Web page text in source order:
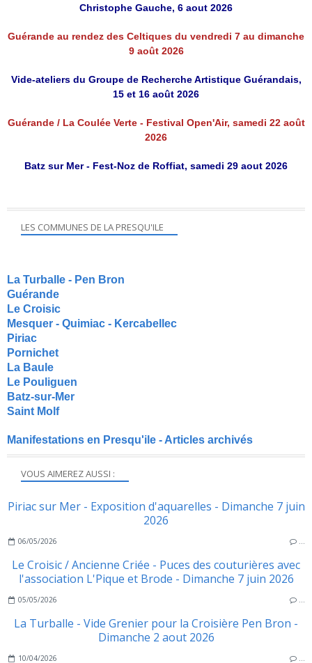
VOUS AIMEREZ AUSSI :
Piriac sur Mer - Exposition d'aquarelles - Dimanche 7 juin
2026
06/05/2026 …
Le Croisic / Ancienne Criée - Puces des couturières avec
l'association L'Pique et Brode - Dimanche 7 juin 2026
05/05/2026 …
La Turballe - Vide Grenier pour la Croisière Pen Bron -
Dimanche 2 aout 2026
10/04/2026 …
Christophe Gauche, 6 aout 2026
Guérande au rendez des Celtiques du vendredi 7 au dimanche
9 août 2026
Vide-ateliers du Groupe de Recherche Artistique Guérandais,
15 et 16 août 2026
Guérande / La Coulée Verte - Festival Open'Air, samedi 22 août
2026
Batz sur Mer - Fest-Noz de Roffiat, samedi 29 aout 2026
LES COMMUNES DE LA PRESQU'ILE
La Turballe - Pen Bron
Guérande
Le Croisic
Mesquer - Quimiac - Kercabellec
Piriac
Pornichet
La Baule
Le Pouliguen
Batz-sur-Mer
Saint Molf
Manifestations en Presqu'ile - Articles archivés